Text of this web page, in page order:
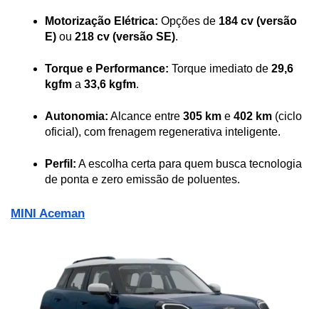
Motorização Elétrica: Opções de 184 cv (versão
E) ou 218 cv (versão SE).
Torque e Performance: Torque imediato de 29,6
kgfm a 33,6 kgfm.
Autonomia: Alcance entre 305 km e 402 km (ciclo
oficial), com frenagem regenerativa inteligente.
Perfil: A escolha certa para quem busca tecnologia
de ponta e zero emissão de poluentes.
MINI Aceman